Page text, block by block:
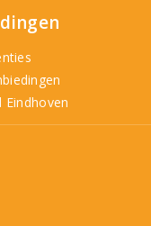
Eindhoven